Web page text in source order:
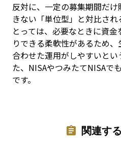
反対に、一定の募集期間だ
きない「単位型」と対比さ
とっては、必要なときに資
りできる柔軟性があるため
合わせた運用がしやすいと
た、NISAやつみたてNISAで
です。
関連す